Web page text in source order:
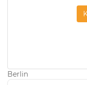
Berlin